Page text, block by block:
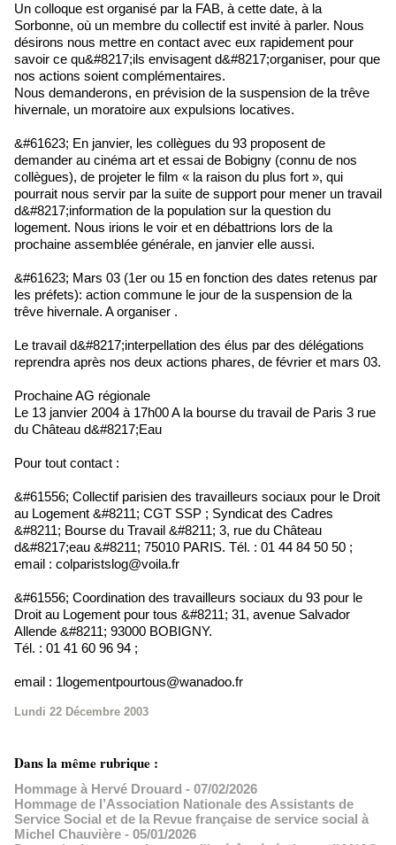
Un colloque est organisé par la FAB, à cette date, à la
Sorbonne, où un membre du collectif est invité à parler. Nous
désirons nous mettre en contact avec eux rapidement pour
savoir ce qu&#8217;ils envisagent d&#8217;organiser, pour que
nos actions soient complémentaires.
Nous demanderons, en prévision de la suspension de la trêve
hivernale, un moratoire aux expulsions locatives.
&#61623; En janvier, les collègues du 93 proposent de
demander au cinéma art et essai de Bobigny (connu de nos
collègues), de projeter le film « la raison du plus fort », qui
pourrait nous servir par la suite de support pour mener un travail
d&#8217;information de la population sur la question du
logement. Nous irions le voir et en débattrions lors de la
prochaine assemblée générale, en janvier elle aussi.
&#61623; Mars 03 (1er ou 15 en fonction des dates retenus par
les préfets): action commune le jour de la suspension de la
trêve hivernale. A organiser .
Le travail d&#8217;interpellation des élus par des délégations
reprendra après nos deux actions phares, de février et mars 03.
Prochaine AG régionale
Le 13 janvier 2004 à 17h00 A la bourse du travail de Paris 3 rue
du Château d&#8217;Eau
Pour tout contact :
&#61556; Collectif parisien des travailleurs sociaux pour le Droit
au Logement &#8211; CGT SSP ; Syndicat des Cadres
&#8211; Bourse du Travail &#8211; 3, rue du Château
d&#8217;eau &#8211; 75010 PARIS. Tél. : 01 44 84 50 50 ;
email : colparistslog@voila.fr
&#61556; Coordination des travailleurs sociaux du 93 pour le
Droit au Logement pour tous &#8211; 31, avenue Salvador
Allende &#8211; 93000 BOBIGNY.
Tél. : 01 41 60 96 94 ;
email : 1logementpourtous@wanadoo.fr
Lundi 22 Décembre 2003
Dans la même rubrique :
Hommage à Hervé Drouard - 07/02/2026
Hommage de l’Association Nationale des Assistants de
Service Social et de la Revue française de service social à
Michel Chauvière - 05/01/2026